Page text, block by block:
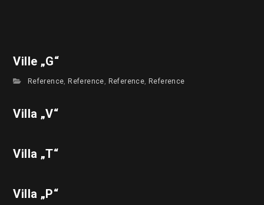
Ville „G“
Reference, Reference, Reference, Reference
Villa „V“
Villa „T“
Villa „P“